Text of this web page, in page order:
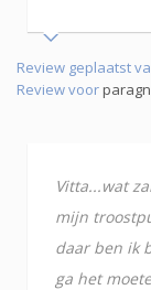
Review geplaatst
Review voor
Vitta...wat
mijn
daar ben ik
ga het